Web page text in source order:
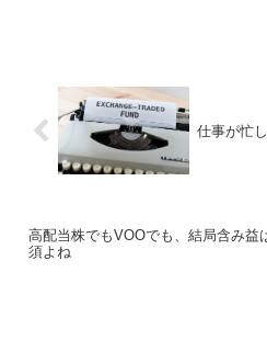
仕事が忙
高配当株でもVOOでも、結局含み益
須よね